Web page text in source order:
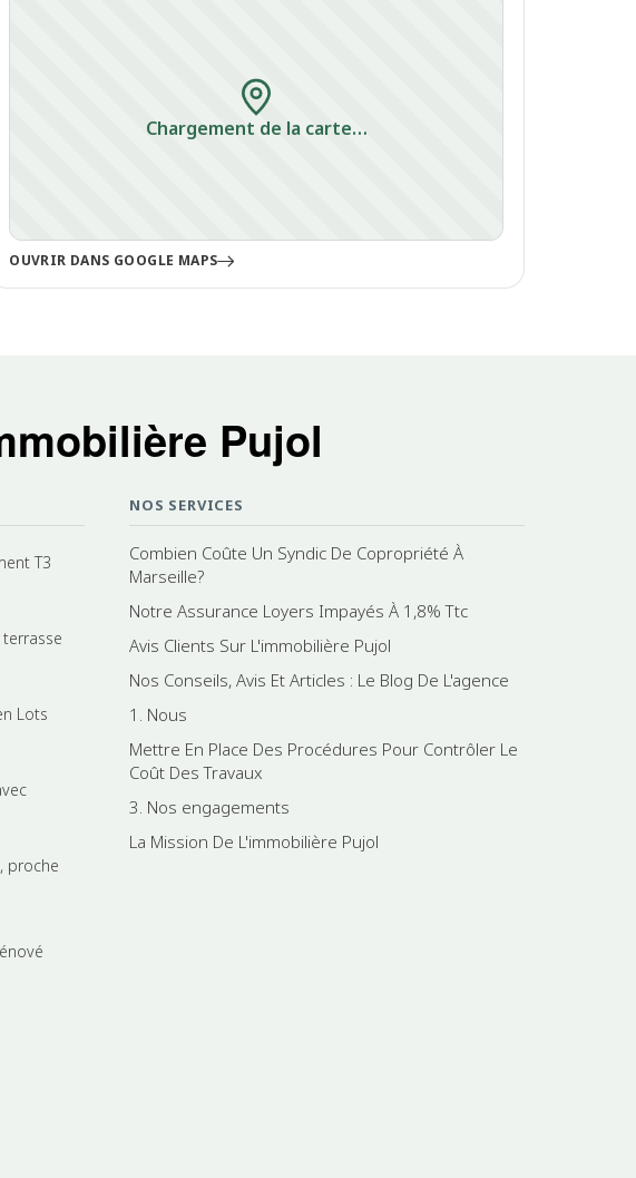
Chargement de la carte…
OUVRIR DANS GOOGLE MAPS
Pujol
T3
Lots
proche
NOS SERVICES
Combien Coûte Un Syndic De Copropriété À
Marseille?
Notre Assurance Loyers Impayés À 1,8% Ttc
Avis Clients Sur L'immobilière Pujol
Nos Conseils, Avis Et Articles : Le Blog De L'agence
1. Nous
Mettre En Place Des Procédures Pour Contrôler Le
Coût Des Travaux
3. Nos engagements
La Mission De L'immobilière Pujol